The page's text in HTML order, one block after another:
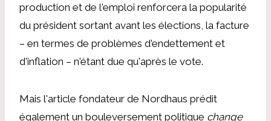
production et de l'emploi renforcera la popularité
du président sortant avant les élections, la facture
– en termes de problèmes d'endettement et
d'inflation – n'étant due qu'après le vote.
Mais l'article fondateur de Nordhaus prédit
également un bouleversement politique change